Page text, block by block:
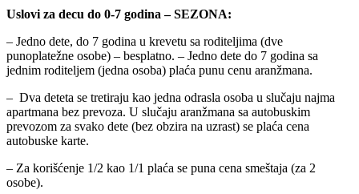
Uslovi za decu do 0-7 godina – SEZONA:
– Jedno dete, do 7 godina u krevetu sa roditeljima (dve
punoplatežne osobe) – besplatno. – Jedno dete do 7 godina sa
jednim roditeljem (jedna osoba) plaća punu cenu aranžmana.
– Dva deteta se tretiraju kao jedna odrasla osoba u slučaju najma
apartmana bez prevoza. U slučaju aranžmana sa autobuskim
prevozom za svako dete (bez obzira na uzrast) se plaća cena
autobuske karte.
– Za korišćenje 1/2 kao 1/1 plaća se puna cena smeštaja (za 2
osobe).